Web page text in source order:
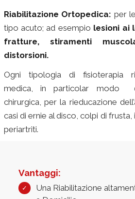
Riabilitazione Ortopedica: per
tipo acuto; ad esempio lesioni ai
fratture, stiramenti
distorsioni.
Ogni tipologia di fisioterapia
medica, in particolar modo
chirurgica, per la rieducazione
casi di ernie al disco, colpi di
periartriti.
Vantaggi:
Una Riabilitazione